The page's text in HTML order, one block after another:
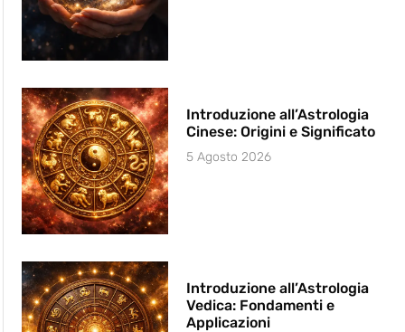
Introduzione all’Astrologia
Cinese: Origini e Significato
5 Agosto 2026
Introduzione all’Astrologia
Vedica: Fondamenti e
Applicazioni